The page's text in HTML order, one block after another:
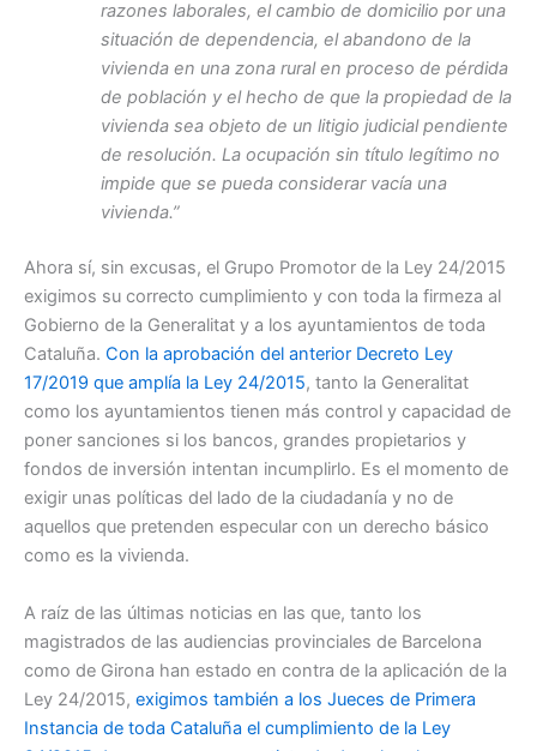
razones laborales, el cambio de domicilio por una
situación de dependencia, el abandono de la
vivienda en una zona rural en proceso de pérdida
de población y el hecho de que la propiedad de la
vivienda sea objeto de un litigio judicial pendiente
de resolución. La ocupación sin título legítimo no
impide que se pueda considerar vacía una
vivienda.”
Ahora sí, sin excusas, el Grupo Promotor de la Ley 24/2015
exigimos su correcto cumplimiento y con toda la firmeza al
Gobierno de la Generalitat y a los ayuntamientos de toda
Cataluña. Con la aprobación del anterior Decreto Ley
17/2019 que amplía la Ley 24/2015, tanto la Generalitat
como los ayuntamientos tienen más control y capacidad de
poner sanciones si los bancos, grandes propietarios y
fondos de inversión intentan incumplirlo. Es el momento de
exigir unas políticas del lado de la ciudadanía y no de
aquellos que pretenden especular con un derecho básico
como es la vivienda.
A raíz de las últimas noticias en las que, tanto los
magistrados de las audiencias provinciales de Barcelona
como de Girona han estado en contra de la aplicación de la
Ley 24/2015, exigimos también a los Jueces de Primera
Instancia de toda Cataluña el cumplimiento de la Ley